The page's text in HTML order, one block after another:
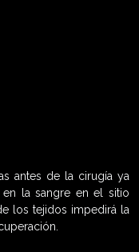
antes de la cirugía ya
la sangre en el sitio
los tejidos impedirá la